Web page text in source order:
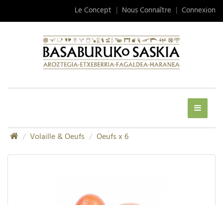
Le Concept Nous Connaître Connexion
Volaille & Oeufs Oeufs x 6